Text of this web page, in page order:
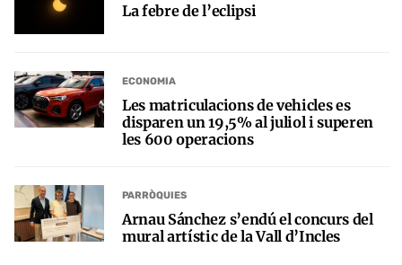
La febre de l’eclipsi
ECONOMIA
Les matriculacions de vehicles es
disparen un 19,5% al juliol i superen
les 600 operacions
PARRÒQUIES
Arnau Sánchez s’endú el concurs del
mural artístic de la Vall d’Incles